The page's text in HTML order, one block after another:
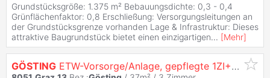
Grundstücksgröße: 1.375 m² Bebauungsdichte: 0,3 - 0,4
Grünflächenfaktor: 0,8 Erschließung: Versorgungsleitungen an
der Grundstücksgrenze vorhanden Lage & Infrastruktur: Dieses
attraktive Baugrundstück bietet einen einzigartigen... [Mehr]
GÖSTING ETW-Vorsorge/Anlage, gepflegte 1ZI+Küche